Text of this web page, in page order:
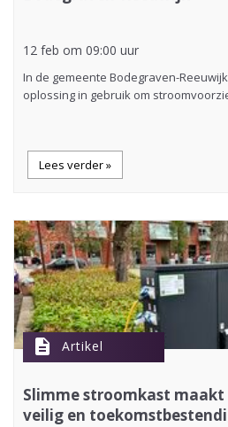
12 feb om 09:00 uur
In de gemeente Bodegraven-
oplossing in gebruik om
Lees verder »
description Artikel
Slimme stroomkast
veilig en